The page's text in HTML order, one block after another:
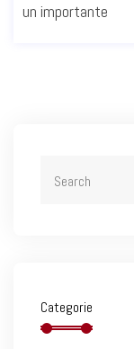
un importante
Categorie